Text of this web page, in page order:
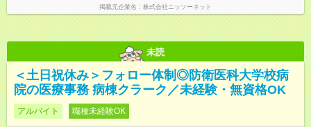
掲載元企業名 株式会社ニッソーネット
未読
＜土日祝休み＞フォロー体制◎防衛医科大学校病
院の医療事務 病棟クラーク／未経験・無資格OK
アルバイト 職種未経験OK